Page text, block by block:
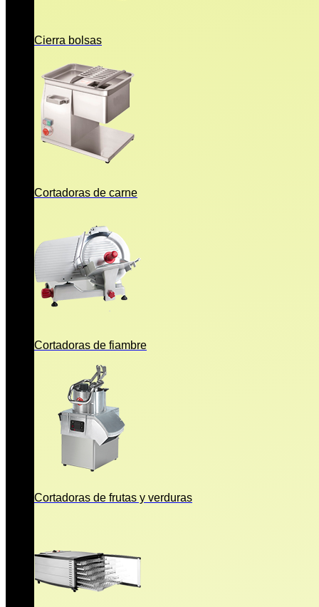
Cierra bolsas
Cortadoras de carne
Cortadoras de fiambre
Cortadoras de frutas y verduras